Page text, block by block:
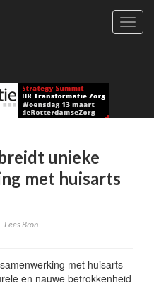
unieke
met huisarts
Lees Bron
met huisarts
en nauwe betrokkenheid